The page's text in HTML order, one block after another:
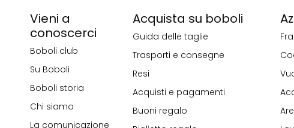
Vieni a
conoscerci
Boboli club
Su Boboli
Boboli storia
Chi siamo
La comunicazione
Acquista su boboli
Guida delle taglie
Trasporti e consegne
Resi
Acquisti e pagamenti
Buoni regalo